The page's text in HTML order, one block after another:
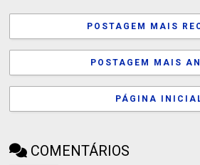
POSTAGEM MAIS
POSTAGEM MAIS
PÁGINA
COMENTÁRIOS